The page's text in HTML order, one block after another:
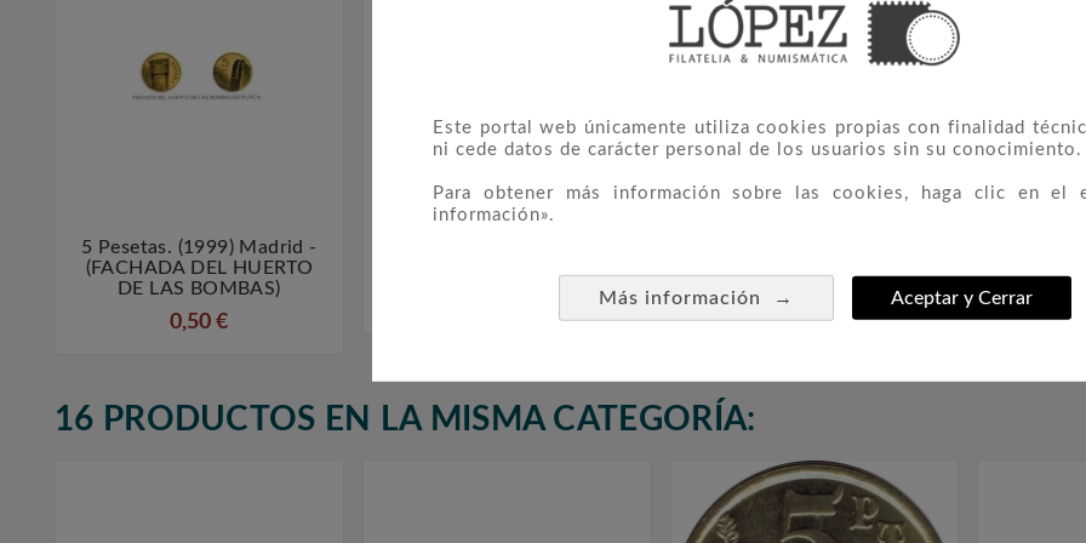
Este portal web únicamente utiliza cookies propias con finalidad
ni cede datos de carácter personal de los usuarios sin su conocimiento.
Para obtener más información sobre las cookies, haga clic en el
información».
Más información → Aceptar y Cerrar
 
5 Pesetas. (1999) Madrid -
(FACHADA DEL HUERTO
DE LAS BOMBAS)
0,50 €
5,00 €
16 PRODUCTOS EN LA MISMA CATEGORÍA: